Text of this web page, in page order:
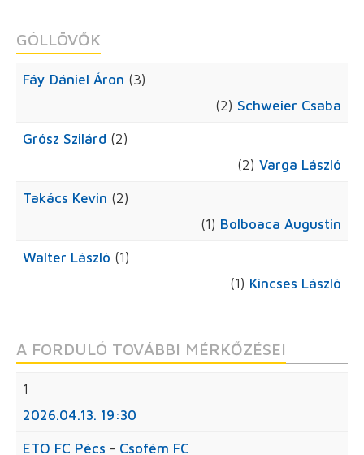
GÓLLÖVŐK
Fáy Dániel Áron (3)
(2) Schweier Csaba
Grósz Szilárd (2)
(2) Varga László
Takács Kevin (2)
(1) Bolboaca Augustin
Walter László (1)
(1) Kincses László
A FORDULÓ TOVÁBBI MÉRKŐZÉSEI
1
2026.04.13. 19:30
ETO FC Pécs - Csofém FC